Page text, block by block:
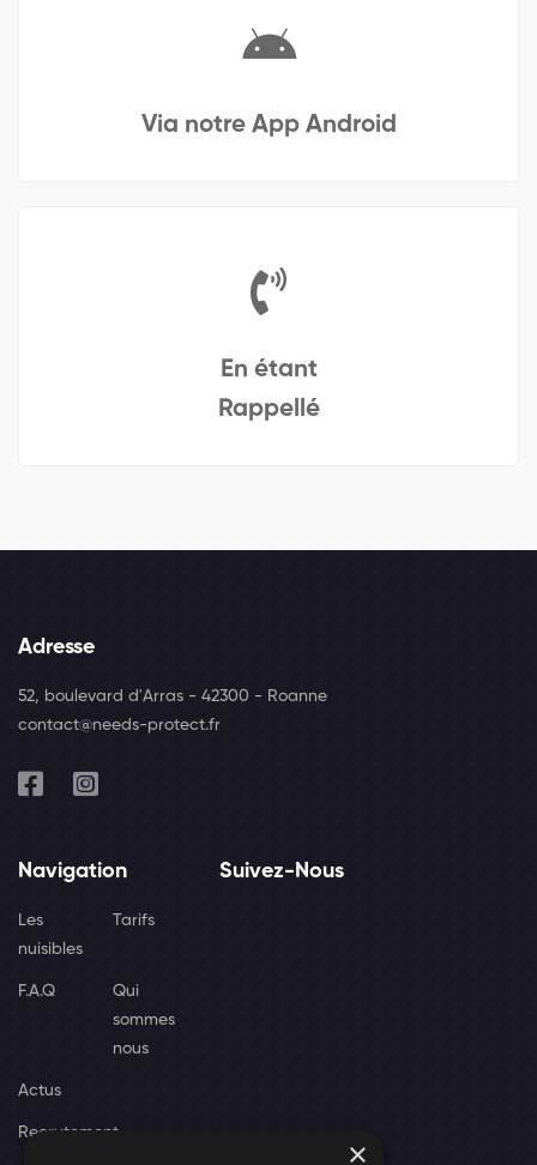
Via notre App Android
En étant
Rappellé
Adresse
52, boulevard d'Arras - 42300 - Roanne
contact@needs-protect.fr
Navigation
Les
nuisibles
Tarifs
F.A.Q
Qui
sommes
nous
Actus
Recrutement
Suivez-Nous
×